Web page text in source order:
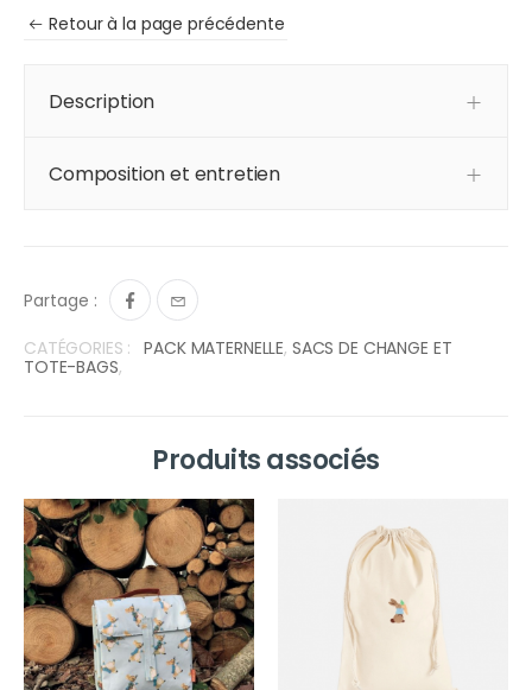
Retour à la page précédente
Description
Composition et entretien
Partage :
CATÉGORIES : PACK MATERNELLE, SACS DE CHANGE ET
TOTE-BAGS,
Produits associés